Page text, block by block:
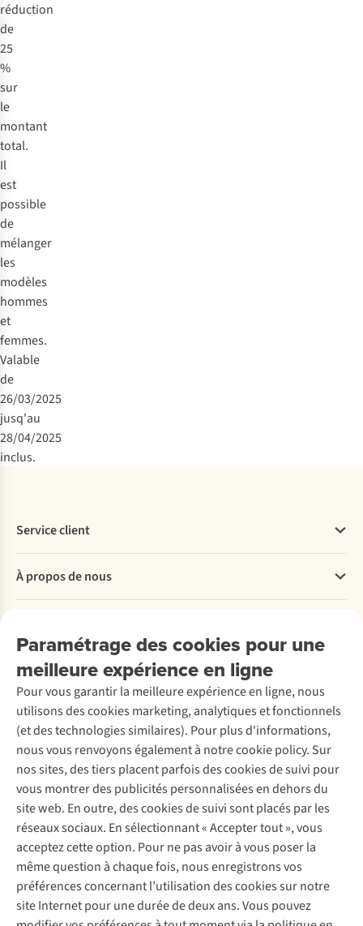
réduction
de
25
%
sur
le
montant
total.
Il
est
possible
de
mélanger
les
modèles
hommes
et
femmes.
Valable
de
26/03/2025
jusq'au
28/04/2025
inclus.
Paramétrage des cookies pour une
meilleure expérience en ligne
Pour vous garantir la meilleure expérience en ligne, nous
utilisons des cookies marketing, analytiques et fonctionnels
(et des technologies similaires). Pour plus d'informations,
nous vous renvoyons également à notre cookie policy. Sur
nos sites, des tiers placent parfois des cookies de suivi pour
vous montrer des publicités personnalisées en dehors du
site web. En outre, des cookies de suivi sont placés par les
réseaux sociaux. En sélectionnant « Accepter tout », vous
acceptez cette option. Pour ne pas avoir à vous poser la
même question à chaque fois, nous enregistrons vos
préférences concernant l’utilisation des cookies sur notre
site Internet pour une durée de deux ans. Vous pouvez
Service client
Commander
Payer
Retourner
Rétractation d'une commande
Entretien & réparations
Garantie
Contactez-nous
À propos de nous
Entreprise responsable
À propos d’Ayacucho
Nos magasins
À propos d’A.S.Adventure
Déclaration d'accessibilité
Location / Location sports d’hiver
Seconde-main
Entretien de ski
Service de lavage
Entretien de chaussures
Réparation de chaussures
Réparation de vêtements
Retouches
Pour les entreprises
Découvrez
A.S.Magazine
Explore Camp
Expertise & conseils
Abonnez-vous à la newsletter
Suivez-nous